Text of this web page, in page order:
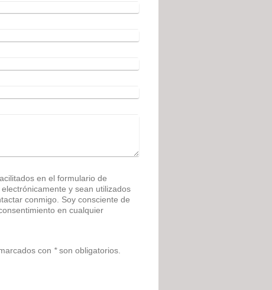
en el formulario de
y sean utilizados
conmigo. Soy consciente de
en cualquier
con *son obligatorios.